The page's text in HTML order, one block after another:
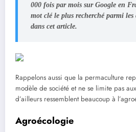
000 fois par mois sur Google en
mot clé le plus recherché parmi les
dans cet article.
Rappelons aussi que la permaculture
modèle de société et ne se limite pas
d’ailleurs ressemblent beaucoup à
Agroécologie